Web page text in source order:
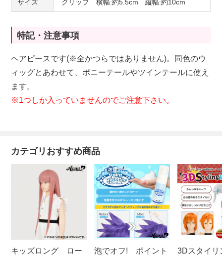
サイズ クリップ 横幅:約5.5cm 縦幅:約10cm
特記・注意事項
ヘアピースです(※全かつらではありません)。同色のウ
ィッグとあわせて、ポニーテールやツインテールに使え
ます。
※1つしか入っていませんのでご注意下さい。
カテゴリおすすめ商品
キッズロング ロー
泡でオフ! ポイント
3Dスタイリ